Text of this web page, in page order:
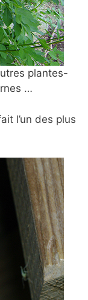
plantes-
…
l’un des plus